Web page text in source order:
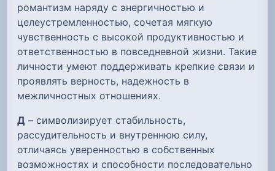
романтизм наряду с энергичностью и
целеустремленностью, сочетая мягкую
чувственность с высокой продуктивностью и
ответственностью в повседневной жизни. Такие
личности умеют поддерживать крепкие связи и
проявлять верность, надежность в
межличностных отношениях.
Д – символизирует стабильность,
рассудительность и внутреннюю силу,
отличаясь уверенностью в собственных
возможностях и способности последовательно